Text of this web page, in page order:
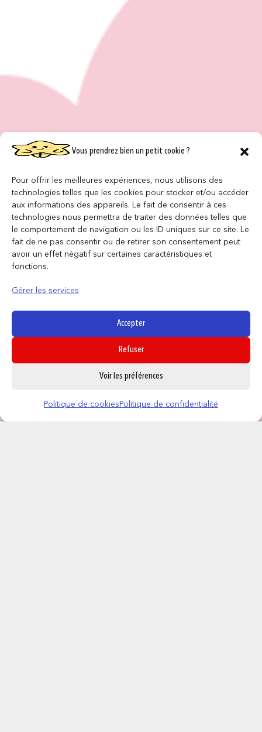
Vous prendrez bien un petit cookie ?
Pour offrir les meilleures expériences, nous utilisons des
technologies telles que les cookies pour stocker et/ou accéder
aux informations des appareils. Le fait de consentir à ces
technologies nous permettra de traiter des données telles que
le comportement de navigation ou les ID uniques sur ce site. Le
fait de ne pas consentir ou de retirer son consentement peut
avoir un effet négatif sur certaines caractéristiques et
fonctions.
Gérer les services
Accepter
Refuser
Voir les préférences
Politique de cookies Politique de confidentialité
CONTACT
NOS MAGASINS